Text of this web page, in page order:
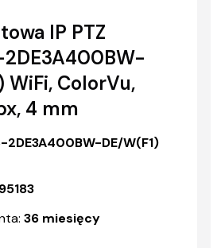
IP PTZ
WiFi, ColorVu,
4 mm
2DE3A400BW-DE/W(F1)
36 miesięcy